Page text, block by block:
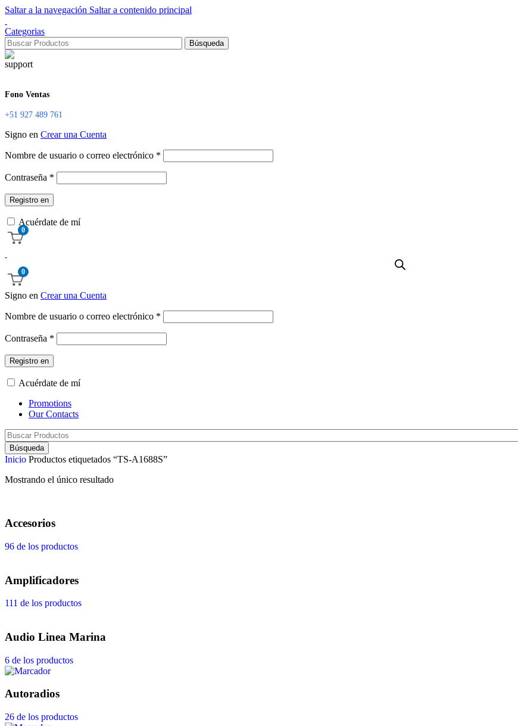
Saltar a la navegación Saltar a contenido principal
Categorias
Búsqueda
Fono Ventas
+51 927 489 761
Signo en Crear una Cuenta
Nombre de usuario o correo electrónico *
Contraseña *
Registro en
Acuérdate de mí
0
0
Signo en Crear una Cuenta
Nombre de usuario o correo electrónico *
Contraseña *
Registro en
Acuérdate de mí
Promotions
Our Contacts
Búsqueda
Inicio Productos etiquetados “TS-A1688S”
Mostrando el único resultado
Accesorios
96 de los productos
Amplificadores
111 de los productos
Audio Linea Marina
6 de los productos
Autoradios
26 de los productos